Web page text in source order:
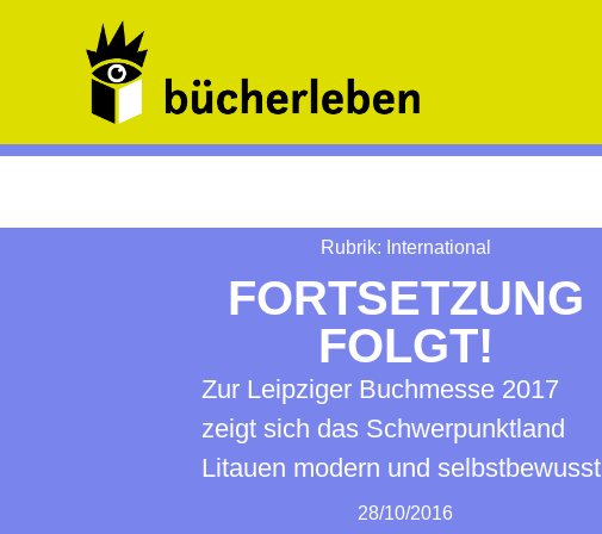
Rubrik: International
FORTSETZUNG
FOLGT!
Zur Leipziger Buchmesse 2017
zeigt sich das Schwerpunktland
Litauen modern und selbstbewusst
28/10/2016